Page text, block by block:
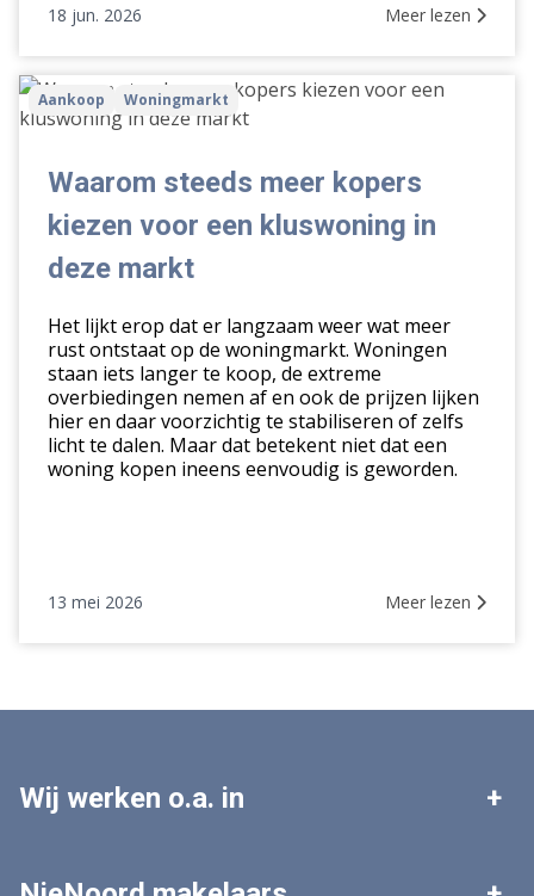
18 jun. 2026 Meer lezen
Waarom
steeds
kopers
voor
een
deze
markt
Aankoop Woningmarkt
Waarom steeds meer kopers
kiezen voor een kluswoning in
deze markt
Het lijkt erop dat er langzaam weer wat meer
rust ontstaat op de woningmarkt. Woningen
staan iets langer te koop, de extreme
overbiedingen nemen af en ook de prijzen lijken
hier en daar voorzichtig te stabiliseren of zelfs
licht te dalen. Maar dat betekent niet dat een
woning kopen ineens eenvoudig is geworden.
13 mei 2026 Meer lezen
Wij werken o.a. in